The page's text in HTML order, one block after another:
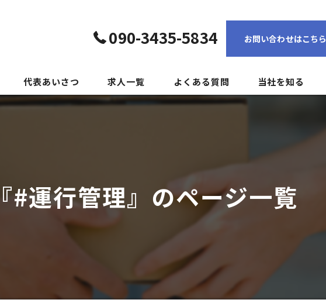
090-3435-5834 お問い合わせはこちら
代表あいさつ 求人一覧 よくある質問 当社を知る
ドライバー
#運行管理』のページ一覧